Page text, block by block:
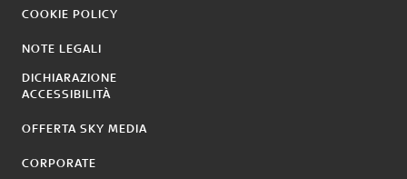
COOKIE POLICY
NOTE LEGALI
DICHIARAZIONE
ACCESSIBILITÀ
OFFERTA SKY MEDIA
CORPORATE